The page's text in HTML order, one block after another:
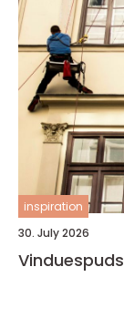
inspiration
30. July 2026